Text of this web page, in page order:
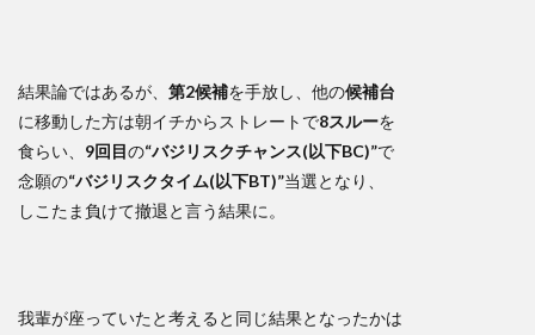
結果論ではあるが、 第2候補を手放し、他の候補台
に移動した方は朝イチからストレートで8スルーを
食らい、 9回目の“バジリスクチャンス(以下BC)”で
念願の“バジリスクタイム(以下BT)”当選となり、
しこたま負けて撤退と言う結果に。
我輩が座っていたと考えると同じ結果となったかは